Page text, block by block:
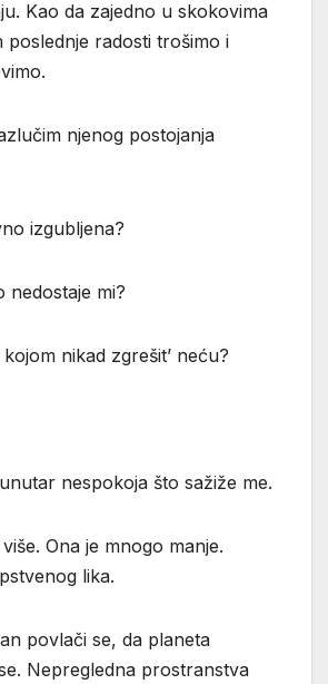
Kao da zajedno u skokovima
poslednje radosti trošimo i
njenog postojanja
izgubljena?
nedostaje mi?
nikad zgrešit’ neću?
nespokoja što sažiže me.
Ona je mnogo manje.
lika.
povlači se, da planeta
Nepregledna prostranstva